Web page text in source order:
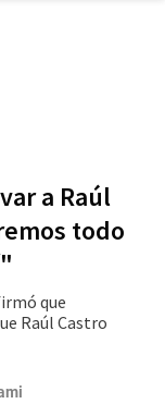
a Raúl
todo
que
Raúl Castro